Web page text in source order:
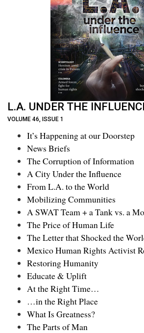
L.A. UNDER THE
VOLUME 46, ISSUE 1
It’s Happening at our Doorstep
News Briefs
The Corruption of Information
A City Under the Influence
From L.A. to the World
Mobilizing Communities
A SWAT Team + a Tank vs. a
The Price of Human Life
The Letter that Shocked the
Mexico Human Rights Activist
Restoring Humanity
Educate & Uplift
At the Right Time…
…in the Right Place
What Is Greatness?
The Parts of Man